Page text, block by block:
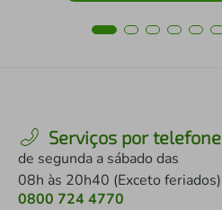
Serviços por telefone
de segunda a sábado das
08h às 20h40 (Exceto feriados)
0800 724 4770